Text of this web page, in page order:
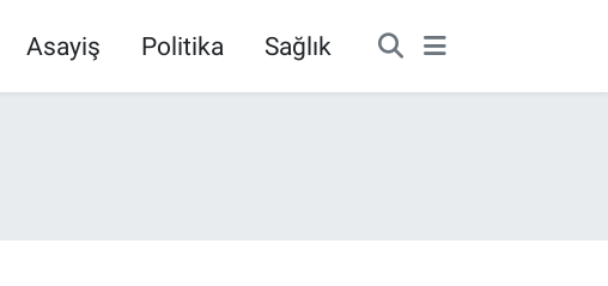
Asayiş Politika Sağlık